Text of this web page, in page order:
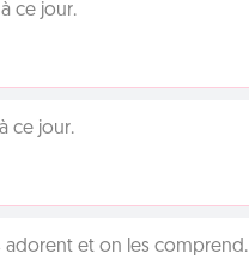
ce jour.
ce jour.
adorent et on les comprend.